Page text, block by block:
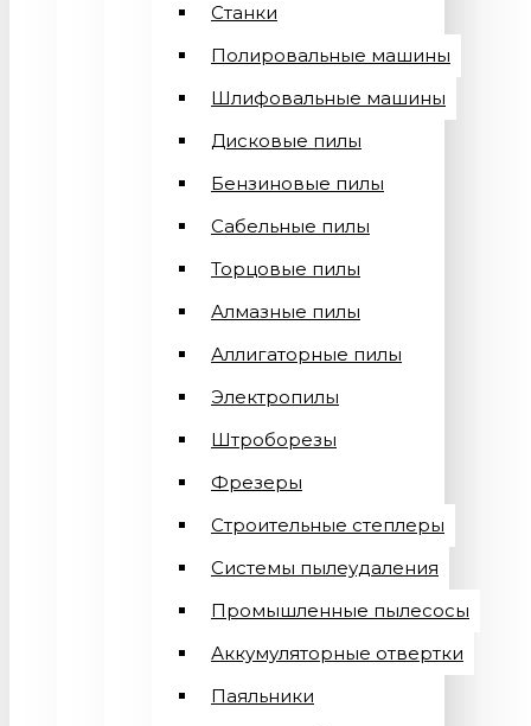
Станки
Полировальные машины
Шлифовальные машины
Дисковые пилы
Бензиновые пилы
Сабельные пилы
Торцовые пилы
Алмазные пилы
Аллигаторные пилы
Электропилы
Штроборезы
Фрезеры
Строительные степлеры
Системы пылеудаления
Промышленные пылесосы
Аккумуляторные отвертки
Паяльники